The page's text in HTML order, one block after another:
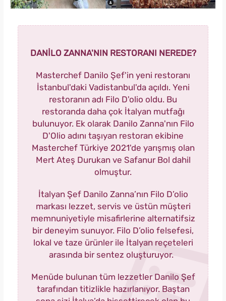
DANİLO ZANNA'NIN RESTORANI NEREDE?
Masterchef Danilo Şef'in yeni restoranı
İstanbul'daki Vadistanbul'da açıldı. Yeni
restoranın adı Filo D'olio oldu. Bu
restoranda daha çok İtalyan mutfağı
bulunuyor. Ek olarak Danilo Zanna'nın Filo
D'Olio adını taşıyan restoran ekibine
Masterchef Türkiye 2021'de yarışmış olan
Mert Ateş Durukan ve Safanur Bol dahil
olmuştur.
İtalyan Şef Danilo Zanna’nın Filo D’olio
markası lezzet, servis ve üstün müşteri
memnuniyetiyle misafirlerine alternatifsiz
bir deneyim sunuyor. Filo D’olio felsefesi,
lokal ve taze ürünler ile İtalyan reçeteleri
arasında bir sentez oluşturuyor.
Menüde bulunan tüm lezzetler Danilo Şef
tarafından titizlikle hazırlanıyor. Baştan